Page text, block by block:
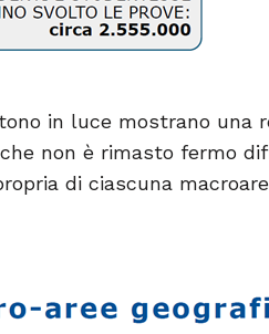
in luce mostrano una
non è rimasto fermo
di ciascuna